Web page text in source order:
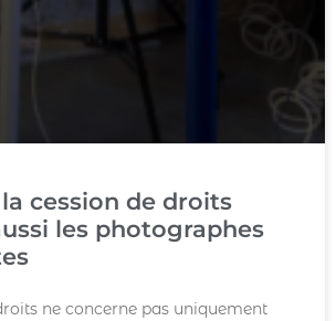
cession de droits
les photographes
ne concerne pas uniquement